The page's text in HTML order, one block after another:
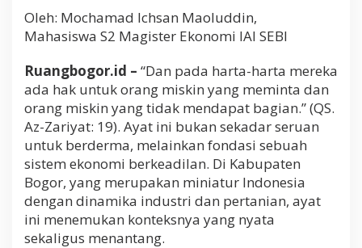
Oleh: Mochamad Ichsan Maoluddin,
Mahasiswa S2 Magister Ekonomi IAI SEBI
Ruangbogor.id – “Dan pada harta-harta mereka
ada hak untuk orang miskin yang meminta dan
orang miskin yang tidak mendapat bagian.” (QS.
Az-Zariyat: 19). Ayat ini bukan sekadar seruan
untuk berderma, melainkan fondasi sebuah
sistem ekonomi berkeadilan. Di Kabupaten
Bogor, yang merupakan miniatur Indonesia
dengan dinamika industri dan pertanian, ayat
ini menemukan konteksnya yang nyata
sekaligus menantang.